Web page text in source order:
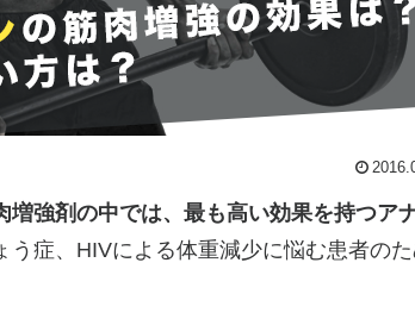
強剤の中では、最も高い効果を持つア
う症、HIVによる体重減少に悩む患者の